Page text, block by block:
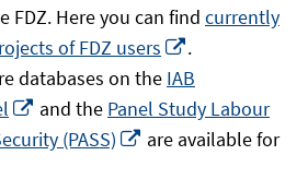
FDZ. Here you can find currently
of FDZ users
neuem
Fenster
öffnen
.
databases on the IAB
In
neuem
Fenster
and the Panel Study Labour
(PASS)
In
are available for